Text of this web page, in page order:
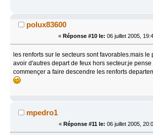
polux83600
« Réponse #10 le: 06 juillet 2005,
les renforts sur le secteurs sont favorables.mais le
avoir d'autres depart de feux hors secteur.je
commençer a faire descendre les renforts
mpedro1
« Réponse #11 le: 06 juillet 2005,